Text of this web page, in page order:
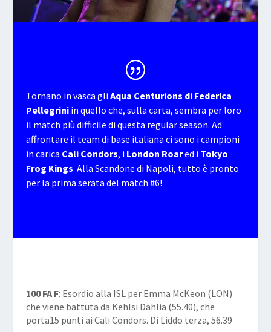
Tornano in vasca gliAqua Centurions di Federica
Pellegriniin quello che, sulla carta, sembra per loro
il match più difficile di questa regular season. Ad
affrontare il team di base italiana ci sono i campioni
in carica Cali Condors, i London Roared i Tokyo
Frog Kings. Alla Scandone di Napoli, tutto è pronto
per la prima serata del match #6!
100 FA F: Esordio alla ISL per Emma McKeon (LON)
che viene battuta da Kehlsi Dahlia (55.40), che
porta15 punti ai Cali Condors. Di Liddo terza, 56.39